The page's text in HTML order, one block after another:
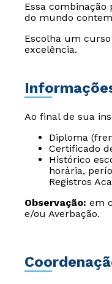
Essa
do mundo
Escolha um
excelência.
Ao final de sua
Diploma
Certificado
Histórico
horária,
Registros
Observação: em
e/ou Averbação.